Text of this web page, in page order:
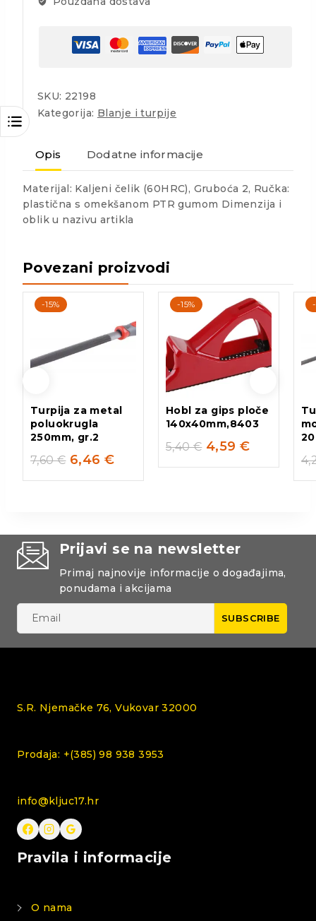
SKU: 22198
Kategorija: Blanje i turpije
Opis Dodatne informacije
Materijal: Kaljeni čelik (60HRC), Gruboća 2, Ručka:
plastična s omekšanom PTR gumom Dimenzija i
oblik u nazivu artikla
Povezani proizvodi
-15%
Turpija za metal
poluokrugla
250mm, gr.2
7,60€ 6,46 €
-15%
Hobl za gips ploče
140x40mm,8403
5,40€ 4,59 €
Prijavi se na newsletter
Primaj najnovije informacije o događajima,
ponudama i akcijama
S.R. Njemačke 76, Vukovar 32000
Prodaja: +(385) 98 938 3953
info@kljuc17.hr
Pravila i informacije
O nama